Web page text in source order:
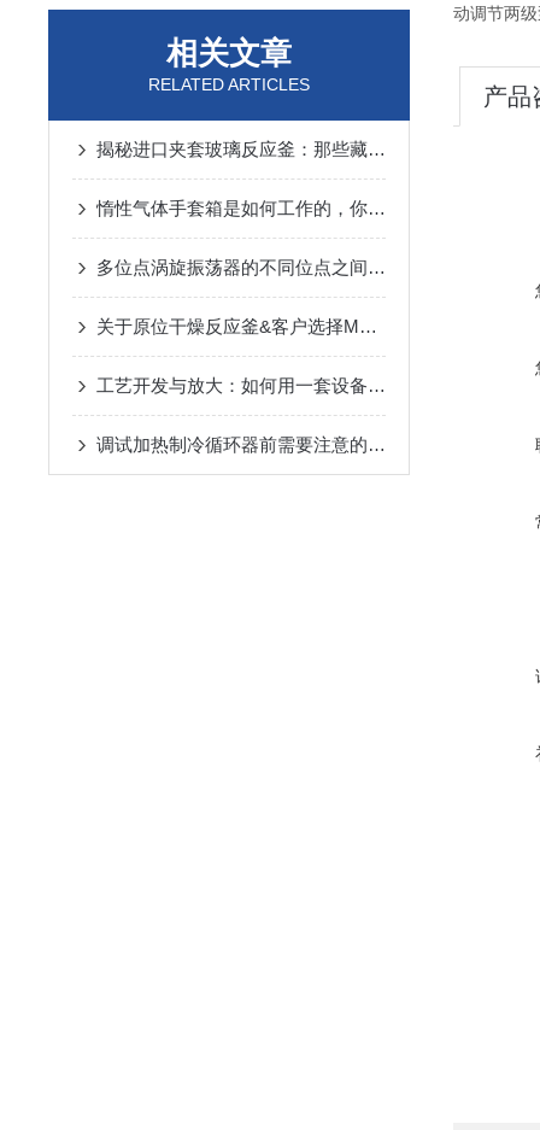
相关文章
RELATED ARTICLES
揭秘进口夹套玻璃反应釜：那些藏在核心功能里的“硬核实力”
惰性气体手套箱是如何工作的，你知道吗？
多位点涡旋振荡器的不同位点之间的相互作用
关于原位干燥反应釜&客户选择Mya4反应站五大原因研讨会视频内容
工艺开发与放大：如何用一套设备完成从2ml到400ml反应优化？
调试加热制冷循环器前需要注意的问题
动调节两
产品